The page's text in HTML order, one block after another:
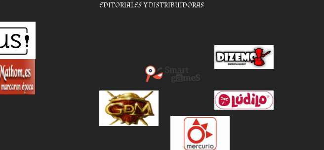
EDITORIALES Y DISTRIBUIDORAS